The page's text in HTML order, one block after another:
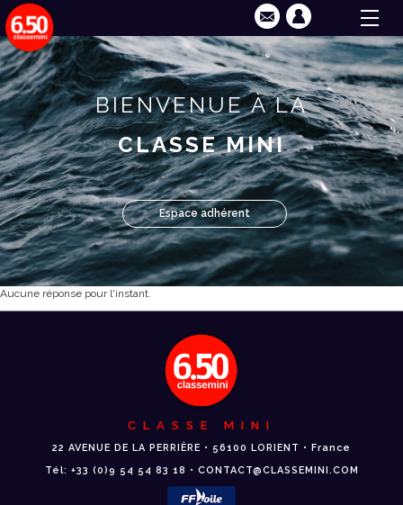
BIENVENUE À LA
CLASSE MINI
Espace adhérent
Aucune réponse pour l'instant.
CLASSE MINI
22 AVENUE DE LA PERRIÈRE • 56100 LORIENT • France
Tél: +33 (0)9 54 54 83 18 • CONTACT@CLASSEMINI.COM